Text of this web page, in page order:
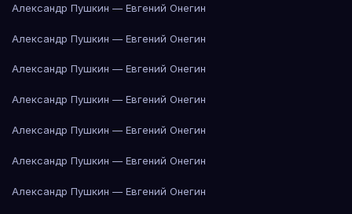
Александр Пушкин — Евгений Онегин
Александр Пушкин — Евгений Онегин
Александр Пушкин — Евгений Онегин
Александр Пушкин — Евгений Онегин
Александр Пушкин — Евгений Онегин
Александр Пушкин — Евгений Онегин
Александр Пушкин — Евгений Онегин